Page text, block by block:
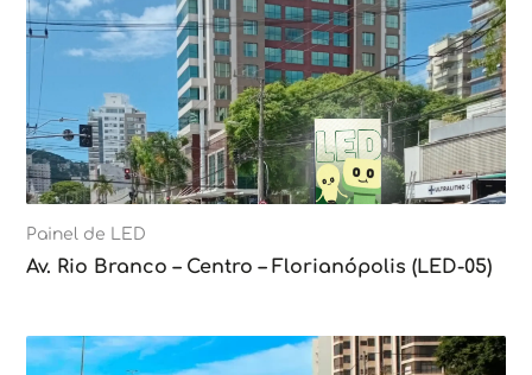
Painel de LED
Av. Rio Branco – Centro – Florianópolis (LED-05)